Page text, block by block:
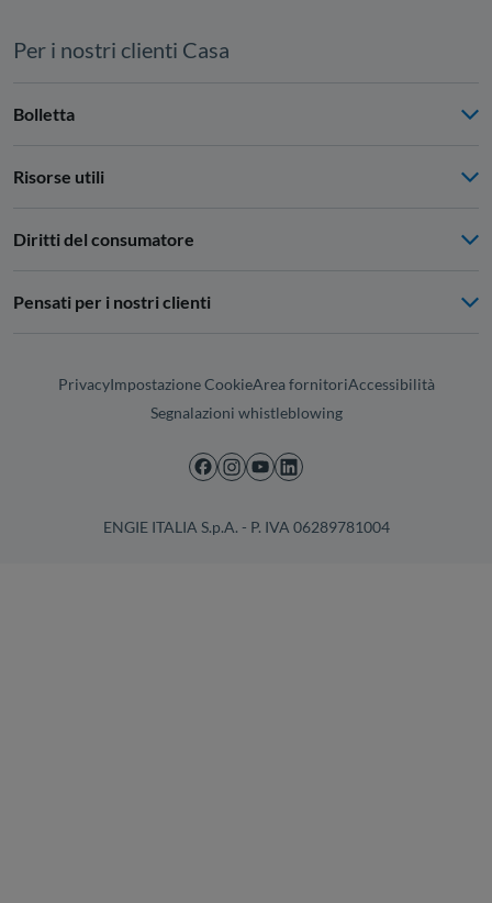
Per i nostri clienti Casa
Bolletta
Risorse utili
Diritti del consumatore
Pensati per i nostri clienti
PrivacyImpostazione CookieArea fornitoriAccessibilità
Segnalazioni whistleblowing
ENGIE ITALIA S.p.A. - P. IVA 06289781004